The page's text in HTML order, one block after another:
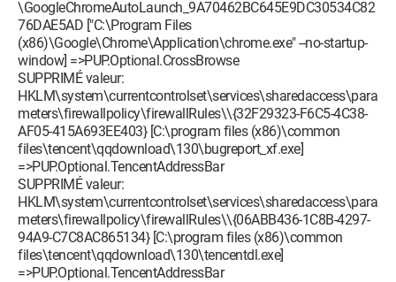
\GoogleChromeAutoLaunch_9A70462BC645E9DC30534C82
76DAE5AD ["C:\Program Files
(x86)\Google\Chrome\Application\chrome.exe" --no-startup-
window] =>PUP.Optional.CrossBrowse
SUPPRIMÉ valeur:
HKLM\system\currentcontrolset\services\sharedaccess\para
meters\firewallpolicy\firewallRules\\{32F29323-F6C5-4C38-
AF05-415A693EE403} [C:\program files (x86)\common
files\tencent\qqdownload\130\bugreport_xf.exe]
=>PUP.Optional.TencentAddressBar
SUPPRIMÉ valeur:
HKLM\system\currentcontrolset\services\sharedaccess\para
meters\firewallpolicy\firewallRules\\{06ABB436-1C8B-4297-
94A9-C7C8AC865134} [C:\program files (x86)\common
files\tencent\qqdownload\130\tencentdl.exe]
=>PUP.Optional.TencentAddressBar